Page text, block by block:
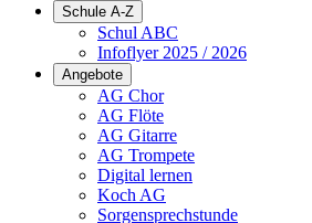
Schule A-Z
Schul ABC
Infoflyer 2025 / 2026
Angebote
AG Chor
AG Flöte
AG Gitarre
AG Trompete
Digital lernen
Koch AG
Sorgensprechstunde